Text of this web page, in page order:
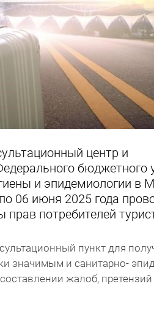
центр и
бюджетного
и эпидемиологии в
06 июня 2025 года
потребителей
пункт для
значимым и санитарно-
жалоб,